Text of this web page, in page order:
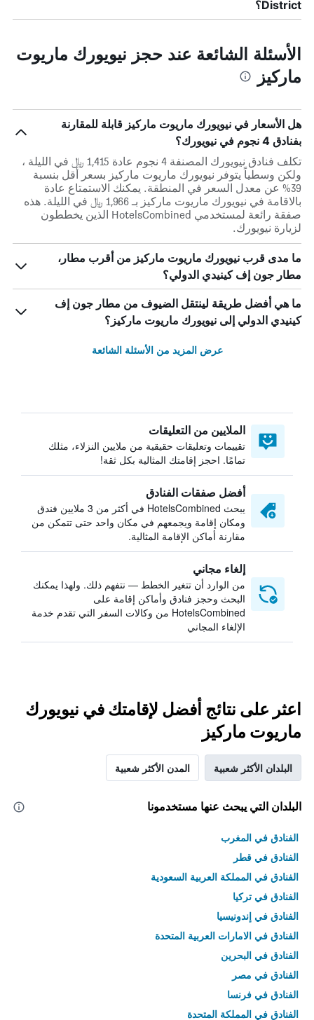
District؟
الأسئلة الشائعة عند حجز نيويورك ماريوت
ماركيز
هل الأسعار في نيويورك ماريوت ماركيز قابلة للمقارنة
بفنادق 4 نجوم في نيويورك؟
تكلف فنادق نيويورك المصنفة 4 نجوم عادة 1,415 ﷼ في الليلة ،
ولكن وسطياً يتوفر نيويورك ماريوت ماركيز بسعر أقل بنسبة
39% عن معدل السعر في المنطقة. يمكنك الاستمتاع عادة
بالاقامة في نيويورك ماريوت ماركيز بـ 1,966 ﷼ في الليلة. هذه
صفقة رائعة لمستخدمي HotelsCombined الذين يخططون
لزيارة نيويورك.
ما مدى قرب نيويورك ماريوت ماركيز من أقرب مطار،
مطار جون إف كينيدي الدولي؟
ما هي أفضل طريقة لينتقل الضيوف من مطار جون إف
كينيدي الدولي إلى نيويورك ماريوت ماركيز؟
عرض المزيد من الأسئلة الشائعة
الملايين من التعليقات
تقييمات وتعليقات حقيقية من ملايين النزلاء، مثلك
تمامًا. احجز إقامتك المثالية بكل ثقة!
أفضل صفقات الفنادق
يبحث HotelsCombined في أكثر من 3 ملايين فندق
ومكان إقامة ويجمعهم في مكان واحد حتى تتمكن من
مقارنة أماكن الإقامة المثالية.
إلغاء مجاني
من الوارد أن تتغير الخطط — نتفهم ذلك. ولهذا يمكنك
البحث وحجز فنادق وأماكن إقامة على
HotelsCombined من وكالات السفر التي تقدم خدمة
الإلغاء المجاني
اعثر على نتائج أفضل لإقامتك في نيويورك
ماريوت ماركيز
البلدان الأكثر شعبية المدن الأكثر شعبية
البلدان التي يبحث عنها مستخدمونا
الفنادق في المغرب
الفنادق في قطر
الفنادق في المملكة العربية السعودية
الفنادق في تركيا
الفنادق في إندونيسيا
الفنادق في الامارات العربية المتحدة
الفنادق في البحرين
الفنادق في مصر
الفنادق في فرنسا
الفنادق في المملكة المتحدة